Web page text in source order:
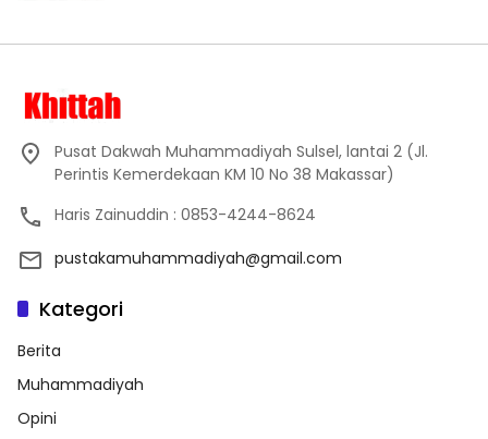
Pusat Dakwah Muhammadiyah Sulsel, lantai 2 (Jl.
Perintis Kemerdekaan KM 10 No 38 Makassar)
Haris Zainuddin : 0853-4244-8624
pustakamuhammadiyah@gmail.com
Kategori
Berita
Muhammadiyah
Opini